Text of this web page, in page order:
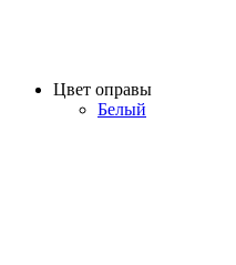
Цвет оправы
Белый